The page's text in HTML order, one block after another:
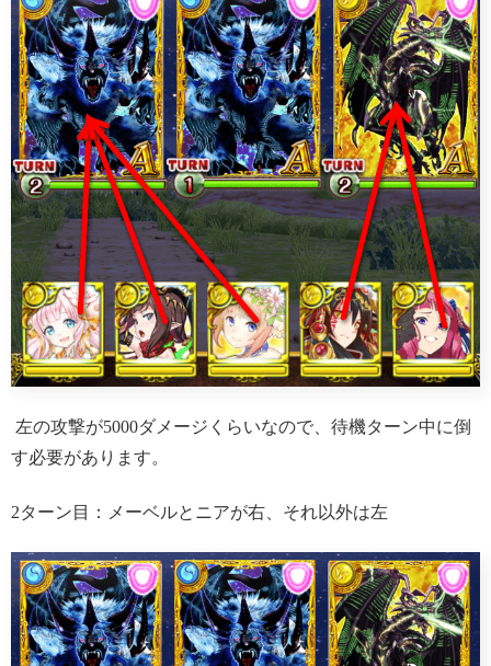
左の攻撃が5000ダメージくらいなので、待機ターン中に倒
す必要があります。
2ターン目：メーベルとニアが右、それ以外は左